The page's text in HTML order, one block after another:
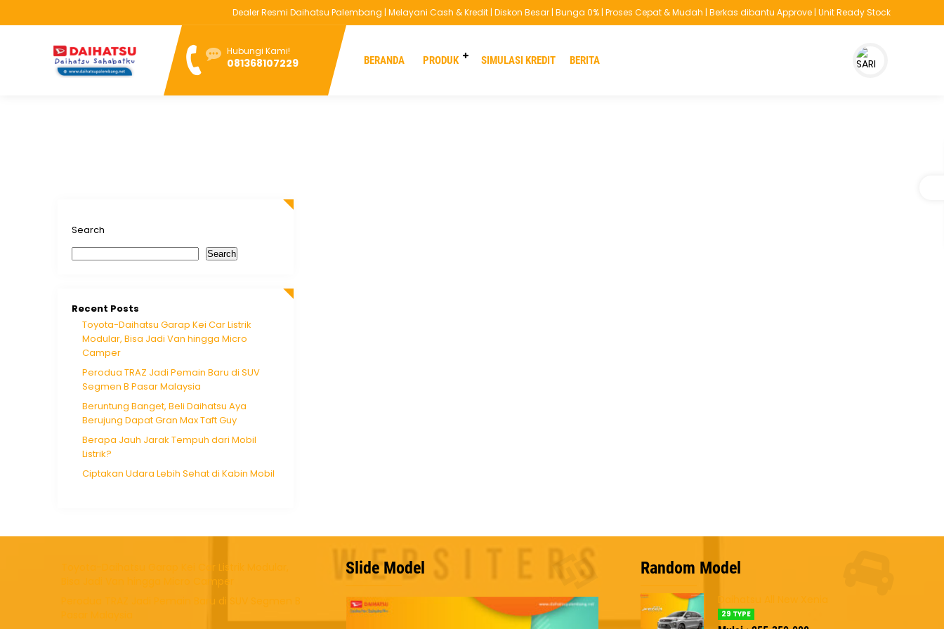
Dealer Resmi Daihatsu Palembang | Melayani Cash & Kredit | Diskon Besar | Bunga 0% | Proses Cepat & Mudah | Berkas dibantu Approve | Unit Ready Stock
Hubungi Kami!
081368107229 BERANDA PRODUK SIMULASI KREDIT BERITA
Search
Search
Recent Posts
Toyota-Daihatsu Garap Kei Car Listrik
Modular, Bisa Jadi Van hingga Micro
Camper
Perodua TRAZ Jadi Pemain Baru di SUV
Segmen B Pasar Malaysia
Beruntung Banget, Beli Daihatsu Aya
Berujung Dapat Gran Max Taft Guy
Berapa Jauh Jarak Tempuh dari Mobil
Listrik?
Ciptakan Udara Lebih Sehat di Kabin Mobil
Toyota-Daihatsu Garap Kei Car Listrik Modular,
Bisa Jadi Van hingga Micro Camper
Perodua TRAZ Jadi Pemain Baru di SUV Segmen B
Slide Model Random Model
Daihatsu All New Xenia
29 TYPE